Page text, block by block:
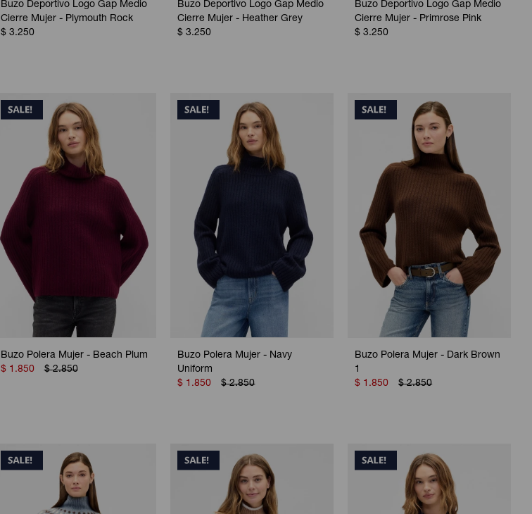
Buzo Deportivo Logo Gap Medio
Cierre Mujer - Plymouth Rock
$ 3.250
Buzo Deportivo Logo Gap Medio
Cierre Mujer - Heather Grey
$ 3.250
Buzo Deportivo Logo Gap Medio
Cierre Mujer - Primrose Pink
$ 3.250
Buzo Polera Mujer - Beach Plum
$ 1.850 $ 2.850
Buzo Polera Mujer - Navy
Uniform
$ 1.850 $ 2.850
Buzo Polera Mujer - Dark Brown
1
$ 1.850 $ 2.850